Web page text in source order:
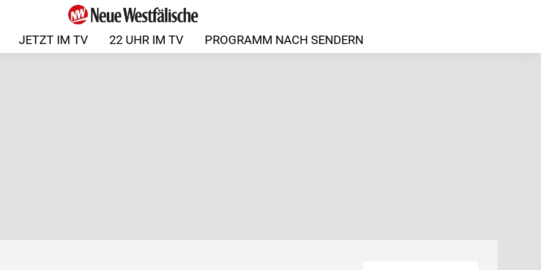
JETZT IM TV 22 UHR IM TV PROGRAMM NACH SENDERN